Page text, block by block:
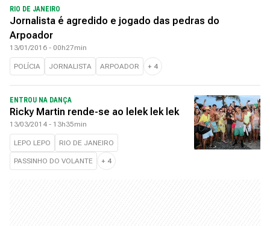
RIO DE JANEIRO
Jornalista é agredido e jogado das pedras do
Arpoador
13/01/2016 - 00h27min
POLÍCIA JORNALISTA ARPOADOR + 4
ENTROU NA DANÇA
Ricky Martin rende-se ao lelek lek lek
13/03/2014 - 13h35min
LEPO LEPO RIO DE JANEIRO
PASSINHO DO VOLANTE + 4